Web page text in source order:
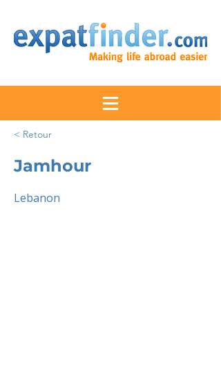
< Retour
Jamhour
Lebanon